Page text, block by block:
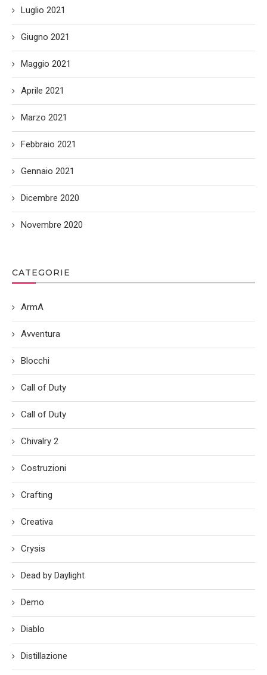
Luglio 2021
Giugno 2021
Maggio 2021
Aprile 2021
Marzo 2021
Febbraio 2021
Gennaio 2021
Dicembre 2020
Novembre 2020
CATEGORIE
ArmA
Avventura
Blocchi
Call of Duty
Call of Duty
Chivalry 2
Costruzioni
Crafting
Creativa
Crysis
Dead by Daylight
Demo
Diablo
Distillazione